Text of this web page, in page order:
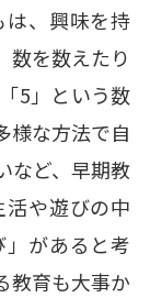
、興味を持
数を数えたり
5」という数
様な方法で自
など、早期教
や遊びの中
があると考
教育も大事か